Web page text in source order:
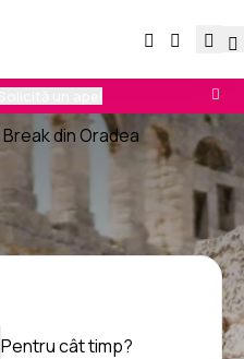
din Oradea
Pentru cât timp?